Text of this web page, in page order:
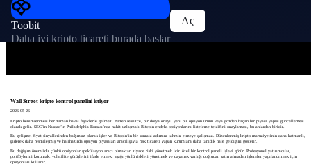
Toobit
Daha iyi kripto ticareti burada başlar
Aç
Wall Street kripto kontrol panelini istiyor
2026-05-26
Kripto benimsenmesi her zaman havai fişeklerle gelmez. Bazen sessizce, bir dosya onayı, yeni bir opsiyon ürünü veya gözden kaçan bir piyasa yapısı güncellemesi
olarak gelir. SEC’in Nasdaq’ın Philadelphia Borsası’nda nakit uzlaşmalı Bitcoin endeks opsiyonlarını listeleme teklifini onaylaması, bu anlardan biridir.
Bu gelişme, fiyat sinyallerinden bağımsız olarak işler ve Bitcoin’in bir sonraki adımını tahmin etmeye çalışmaz. Düzenlenmiş kripto maruziyetinin daha katmanlı,
giderek daha resmileşmiş ve halihazırda opsiyon piyasaları aracılığıyla risk ticareti yapan kurumlara daha tanıdık hale geldiğini gösterir.
Bu değişim önemlidir çünkü opsiyonlar spekülasyon aracı olmaktan ziyade riski yönetmek için özel bir kontrol paneli işlevi görür. Profesyonel yatırımcılar,
portföylerini korumak, volatilite görüşlerini ifade etmek, aşağı yönlü riskleri yönetmek ve dayanak varlığı doğrudan satın almadan işlemler yapılandırmak için
opsiyonları kullanır.